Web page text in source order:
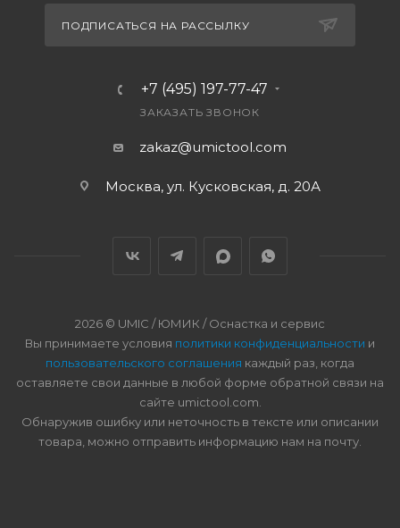
ПОДПИСАТЬСЯ НА РАССЫЛКУ
+7 (495) 197-77-47
ЗАКАЗАТЬ ЗВОНОК
zakaz@umictool.com
Москва, ул. Кусковская, д. 20А
2026 © UMIC / ЮМИК / Оснастка и сервис
Вы принимаете условия политики конфиденциальности и
пользовательского соглашения каждый раз, когда
оставляете свои данные в любой форме обратной связи на
сайте umictool.com.
Обнаружив ошибку или неточность в тексте или описании
товара, можно отправить информацию нам на почту.